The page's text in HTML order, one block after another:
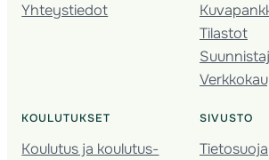
Yhteystiedot
Tilastot
KOULUTUKSET
Koulutus ja koulutus­
SIVUSTO
Tietosuoja